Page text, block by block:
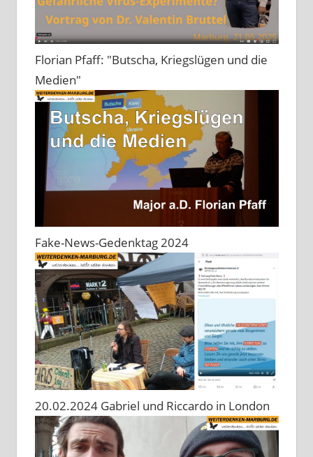
Florian Pfaff: "Butscha, Kriegslügen und die
Medien"
Fake-News-Gedenktag 2024
20.02.2024 Gabriel und Riccardo in London